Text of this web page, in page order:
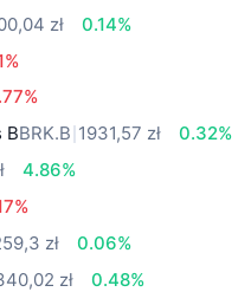
zł
0.14%
BBRK.B 1931,57 zł
0.32%
4.86%
zł
0.06%
zł
0.48%